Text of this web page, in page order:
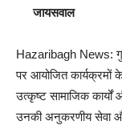
जायसवाल
Hazaribagh News:
पर आयोजित कार्यक्रमों
उत्कृष्ट सामाजिक कार्यों
उनकी अनुकरणीय सेवा